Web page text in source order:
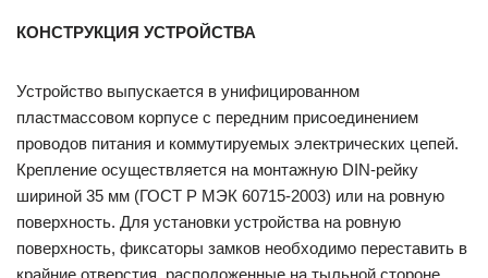
КОНСТРУКЦИЯ УСТРОЙСТВА
Устройство выпускается в унифицированном
пластмассовом корпусе с передним присоединением
проводов питания и коммутируемых электрических цепей.
Крепление осуществляется на монтажную DIN-рейку
шириной 35 мм (ГОСТ Р МЭК 60715-2003) или на ровную
поверхность. Для установки устройства на ровную
поверхность, фиксаторы замков необходимо переставить в
крайние отверстия, расположенные на тыльной стороне